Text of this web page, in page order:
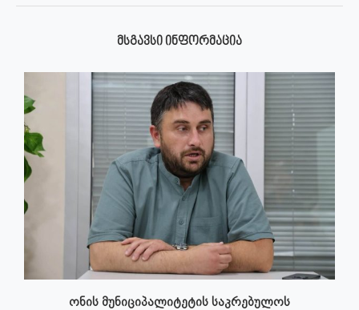
ᲛᲡᲒᲐᲕᲡᲘ ᲘᲜᲤᲝᲠᲛᲐᲪᲘᲐ
ონის მუნიციპალიტეტის საკრებულოს